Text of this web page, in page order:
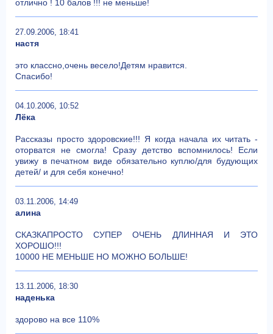
отлично ! 10 балов !!! не меньше!
27.09.2006, 18:41
настя
это классно,очень весело!Детям нравится.
Спасибо!
04.10.2006, 10:52
Лёка
Рассказы просто здоровские!!! Я когда начала их читать -
оторватся не смогла! Сразу детство вспомнилось! Если
увижу в печатном виде обязательно куплю/для будующих
детей/ и для себя конечно!
03.11.2006, 14:49
алина
СКАЗКАПРОСТО СУПЕР ОЧЕНЬ ДЛИННАЯ И ЭТО
ХОРОШО!!!
10000 НЕ МЕНЬШЕ НО МОЖНО БОЛЬШЕ!
13.11.2006, 18:30
наденька
здорово на все 110%